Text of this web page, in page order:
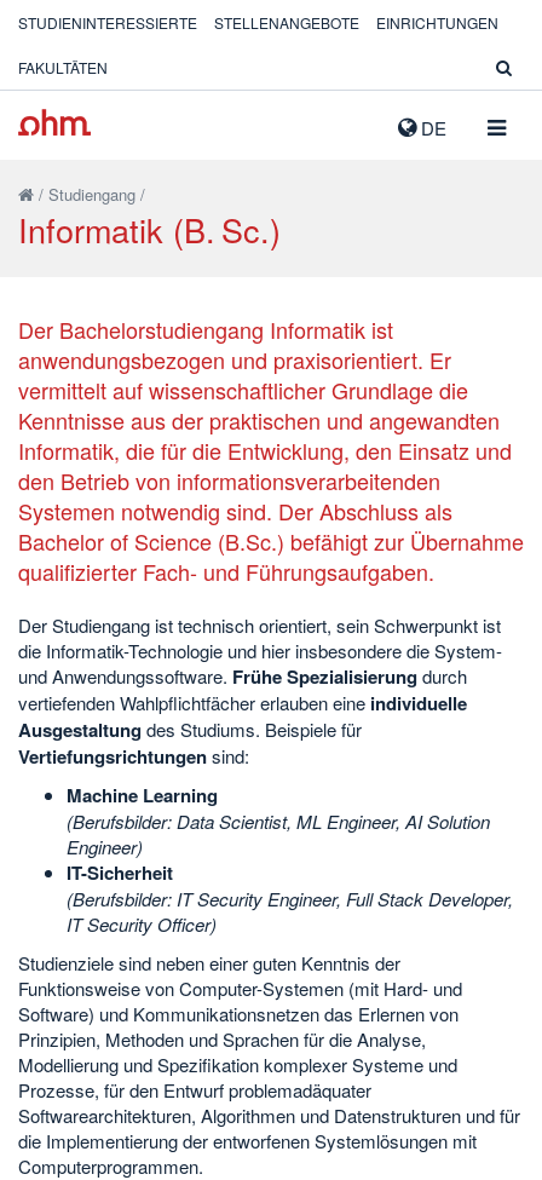
DE
STUDIENINTERESSIERTE STELLENANGEBOTE EINRICHTUNGEN
FAKULTÄTEN
/ Studiengang /
Informatik (B. Sc.)
Der Bachelorstudiengang Informatik ist
anwendungsbezogen und praxisorientiert. Er
vermittelt auf wissenschaftlicher Grundlage die
Kenntnisse aus der praktischen und angewandten
Informatik, die für die Entwicklung, den Einsatz und
den Betrieb von informationsverarbeitenden
Systemen notwendig sind. Der Abschluss als
Bachelor of Science (B.Sc.) befähigt zur Übernahme
qualifizierter Fach- und Führungsaufgaben.
Der Studiengang ist technisch orientiert, sein Schwerpunkt ist
die Informatik-Technologie und hier insbesondere die System-
und Anwendungssoftware. Frühe Spezialisierungdurch
vertiefenden Wahlpflichtfächer erlauben eine individuelle
Ausgestaltungdes Studiums. Beispiele für
Vertiefungsrichtungensind:
Machine Learning
(Berufsbilder: Data Scientist, ML Engineer, AI Solution
Engineer)
IT-Sicherheit
(Berufsbilder: IT Security Engineer, Full Stack Developer,
IT Security Officer)
Studienziele sind neben einer guten Kenntnis der
Funktionsweise von Computer-Systemen (mit Hard- und
Software) und Kommunikationsnetzen das Erlernen von
Prinzipien, Methoden und Sprachen für die Analyse,
Modellierung und Spezifikation komplexer Systeme und
Prozesse, für den Entwurf problemadäquater
Softwarearchitekturen, Algorithmen und Datenstrukturen und für
die Implementierung der entworfenen Systemlösungen mit
Computerprogrammen.